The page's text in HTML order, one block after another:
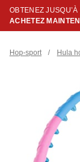
OBTENEZ
ACHETEZ
Hop-sport / Hula